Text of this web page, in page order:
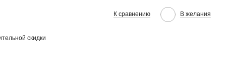
К сравнению В желания
скидки